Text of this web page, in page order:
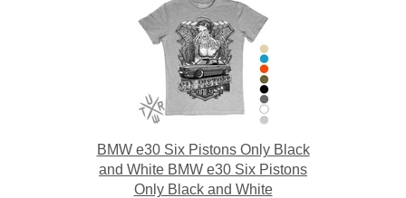
BMW e30 Six Pistons Only Black
and White BMW e30 Six Pistons
Only Black and White